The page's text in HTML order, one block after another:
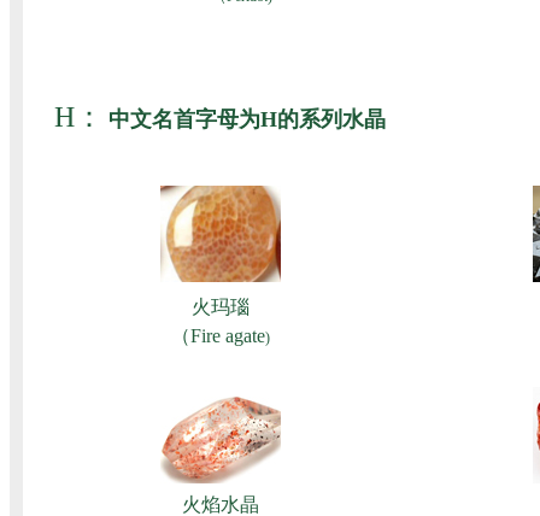
H： 中文名首字母为H的系列水晶
火玛瑙
（Fire agate)
火焰水晶